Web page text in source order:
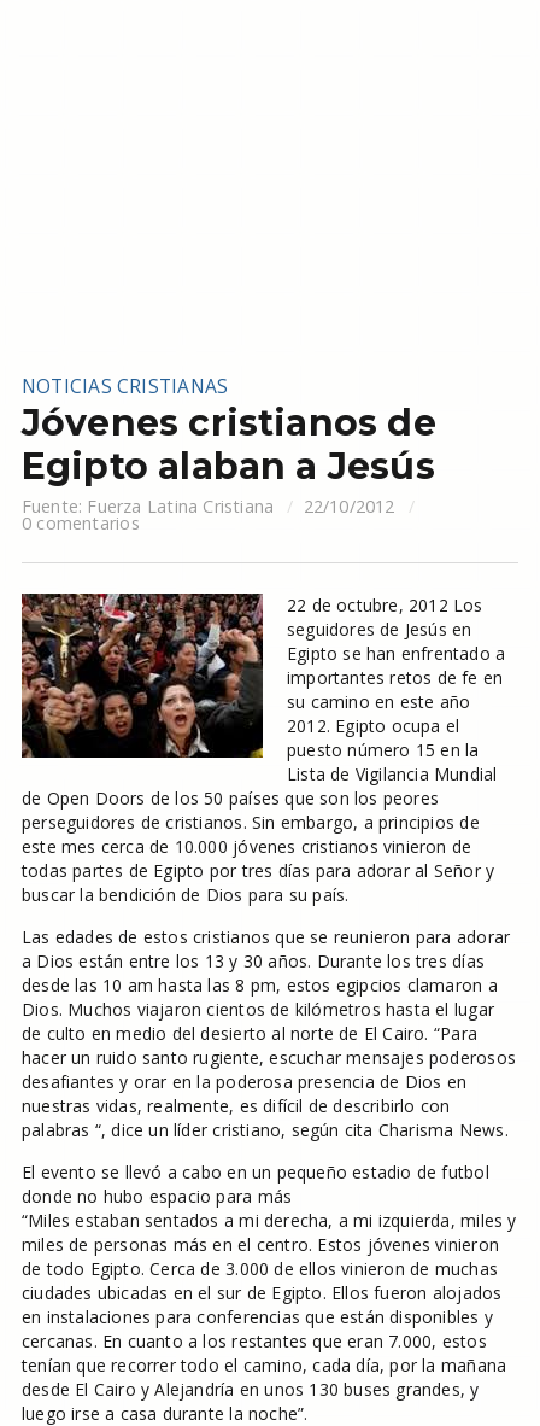
NOTICIAS CRISTIANAS
Jóvenes cristianos de
Egipto alaban a Jesús
Fuente: Fuerza Latina Cristiana 22/10/2012
0 comentarios
22 de octubre, 2012 Los
seguidores de Jesús en
Egipto se han enfrentado a
importantes retos de fe en
su camino en este año
2012. Egipto ocupa el
puesto número 15 en la
Lista de Vigilancia Mundial
de Open Doors de los 50 países que son los peores
perseguidores de cristianos. Sin embargo, a principios de
este mes cerca de 10.000 jóvenes cristianos vinieron de
todas partes de Egipto por tres días para adorar al Señor y
buscar la bendición de Dios para su país.
Las edades de estos cristianos que se reunieron para adorar
a Dios están entre los 13 y 30 años. Durante los tres días
desde las 10 am hasta las 8 pm, estos egipcios clamaron a
Dios. Muchos viajaron cientos de kilómetros hasta el lugar
de culto en medio del desierto al norte de El Cairo. “Para
hacer un ruido santo rugiente, escuchar mensajes poderosos
desafiantes y orar en la poderosa presencia de Dios en
nuestras vidas, realmente, es difícil de describirlo con
palabras “, dice un líder cristiano, según cita Charisma News.
El evento se llevó a cabo en un pequeño estadio de futbol
donde no hubo espacio para más
“Miles estaban sentados a mi derecha, a mi izquierda, miles y
miles de personas más en el centro. Estos jóvenes vinieron
de todo Egipto. Cerca de 3.000 de ellos vinieron de muchas
ciudades ubicadas en el sur de Egipto. Ellos fueron alojados
en instalaciones para conferencias que están disponibles y
cercanas. En cuanto a los restantes que eran 7.000, estos
tenían que recorrer todo el camino, cada día, por la mañana
desde El Cairo y Alejandría en unos 130 buses grandes, y
luego irse a casa durante la noche”.